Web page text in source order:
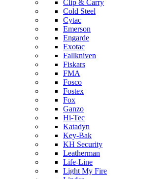
Clip & Carry
Cold Steel
Cytac
Emerson
Engarde
Exotac
Fallkniven
Fiskars
FMA
Fosco
Fostex
Fox
Ganzo
Hi-Tec
Katadyn
Key-Bak
KH Security
Leatherman
Life-Line
Light My Fire